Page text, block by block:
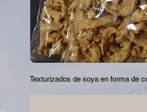
Texturizados de soya en forma de